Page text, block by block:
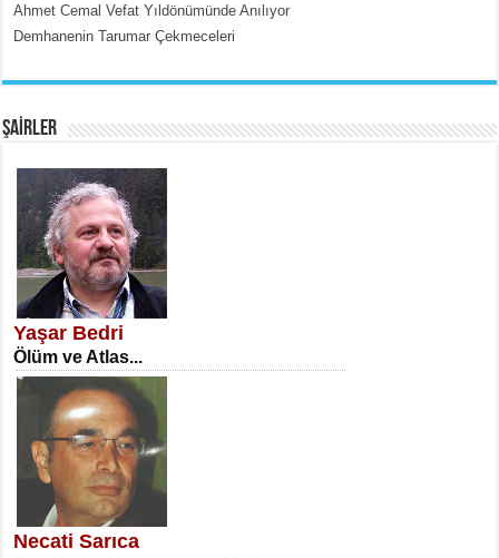
SATILMIŞ ÜMİT ÇETİNKAYA
Erkenlik...
NECLA DİLEK ARSLAN
Öğretmenler Günü Mahkemesi...
Ahmet Cemal Vefat Yıldönümünde Anılıyor
Demhanenin Tarumar Çekmeceleri
ŞAİRLER
Yaşar Bedri
Ölüm ve Atlas...
Necati Sarıca